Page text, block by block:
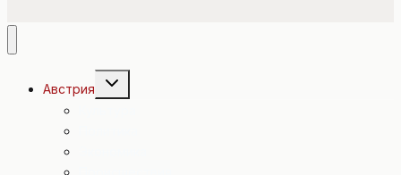
Австрия
Переключить